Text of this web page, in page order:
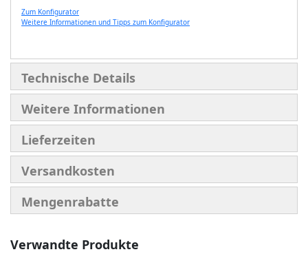
Zum Konfigurator
Weitere Informationen und Tipps zum Konfigurator
Technische Details
Weitere Informationen
Lieferzeiten
Versandkosten
Mengenrabatte
Verwandte Produkte